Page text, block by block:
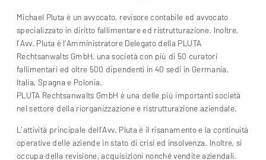
Michael Pluta è un avvocato, revisore contabile ed avvocato
specializzato in diritto fallimentare ed ristrutturazione. Inoltre,
l’Avv. Pluta è l’Amministratore Delegato della PLUTA
Rechtsanwalts GmbH, una società con più di 50 curatori
fallimentari ed oltre 500 dipendenti in 40 sedi in Germania,
Italia, Spagna e Polonia.
PLUTA Rechtsanwalts GmbH è una delle più importanti società
nel settore della riorganizzazione e ristrutturazione aziendale.
L’attività principale dell’Avv. Pluta è il risanamento e la continuità
operative delle aziende in stato di crisi ed insolvenza. Inoltre, si
occupa della revisione, acquisizioni nonché vendite aziendali.